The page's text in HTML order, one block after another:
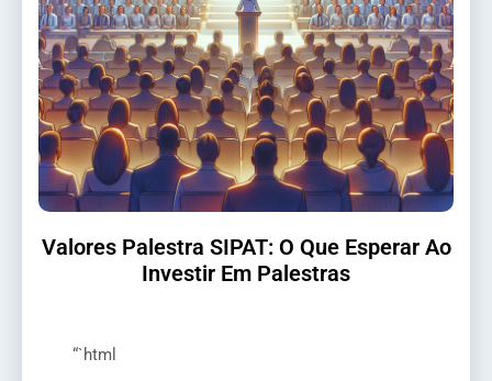
Valores Palestra SIPAT: O Que Esperar Ao
Investir Em Palestras
“`html